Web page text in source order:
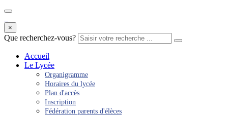
×
Que recherchez-vous?
Accueil
Le Lycée
Organigramme
Horaires du lycée
Plan d'accès
Inscription
Fédération parents d'élèces